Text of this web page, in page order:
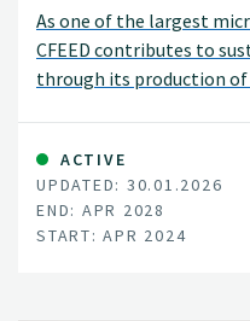
As one of the largest
CFEED contributes to
through its production of
ACTIVE
UPDATED: 30.01.2026
END: APR 2028
START: APR 2024